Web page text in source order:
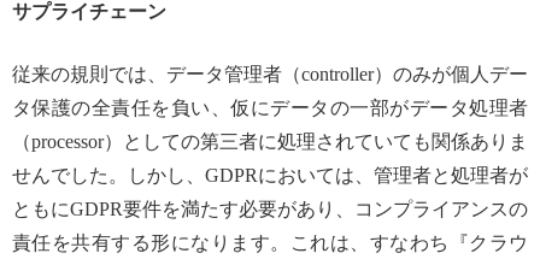
サプライチェーン
従来の規則では、データ管理者（controller）のみが個人デー
タ保護の全責任を負い、仮にデータの一部がデータ処理者
（processor）としての第三者に処理されていても関係ありま
せんでした。しかし、GDPRにおいては、管理者と処理者が
ともにGDPR要件を満たす必要があり、コンプライアンスの
責任を共有する形になります。これは、すなわち『クラウ